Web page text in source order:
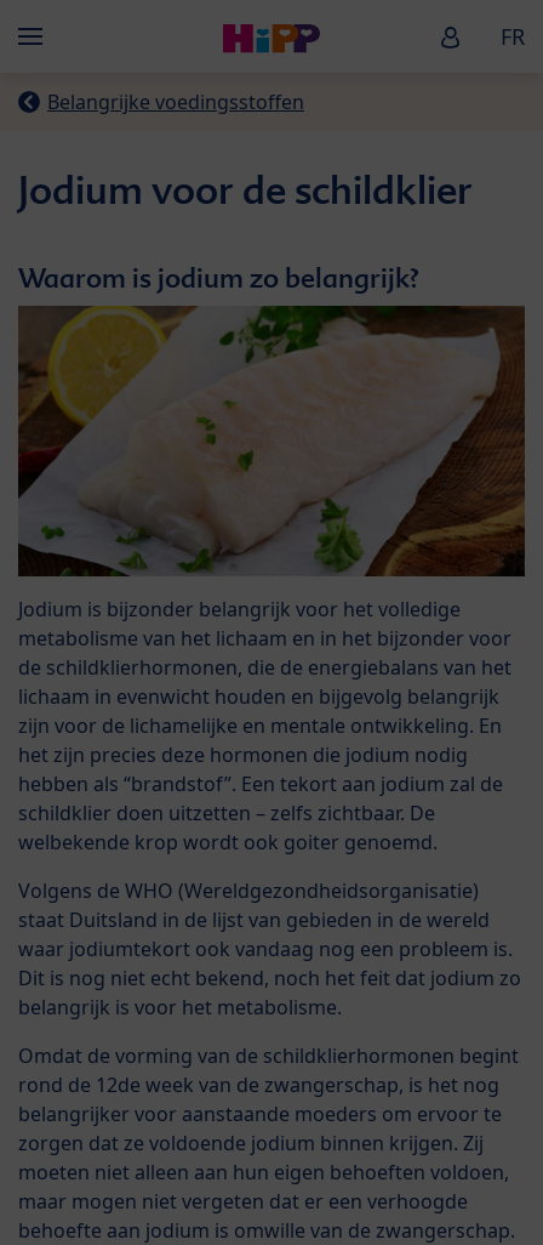
Menü HiPP FR
Belangrijke voedingsstoffen
Jodium voor de schildklier
Waarom is jodium zo belangrijk?
Jodium is bijzonder belangrijk voor het volledige
metabolisme van het lichaam en in het bijzonder voor
de schildklierhormonen, die de energiebalans van het
lichaam in evenwicht houden en bijgevolg belangrijk
zijn voor de lichamelijke en mentale ontwikkeling. En
het zijn precies deze hormonen die jodium nodig
hebben als “brandstof”. Een tekort aan jodium zal de
schildklier doen uitzetten – zelfs zichtbaar. De
welbekende krop wordt ook goiter genoemd.
Volgens de WHO (Wereldgezondheidsorganisatie)
staat Duitsland in de lijst van gebieden in de wereld
waar jodiumtekort ook vandaag nog een probleem is.
Dit is nog niet echt bekend, noch het feit dat jodium zo
belangrijk is voor het metabolisme.
Omdat de vorming van de schildklierhormonen begint
rond de 12de week van de zwangerschap, is het nog
belangrijker voor aanstaande moeders om ervoor te
zorgen dat ze voldoende jodium binnen krijgen. Zij
moeten niet alleen aan hun eigen behoeften voldoen,
maar mogen niet vergeten dat er een verhoogde
behoefte aan jodium is omwille van de zwangerschap.